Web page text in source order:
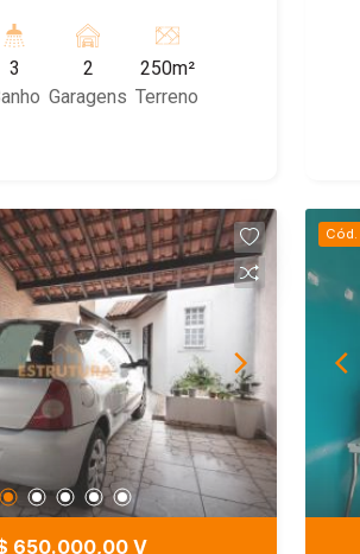
cozinha planejada. Nos
araea gormet completa.
essa linda casa toda
3
2
Garagens
250m²
Terreno
650.000,00 V
Cód.